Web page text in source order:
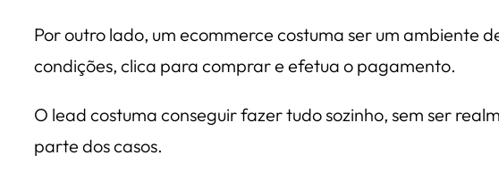
Por outro lado, um ecommerce costuma ser um ambiente
condições, clica para comprar e efetua o pagamento.
O lead costuma conseguir fazer tudo sozinho, sem ser
parte dos casos.